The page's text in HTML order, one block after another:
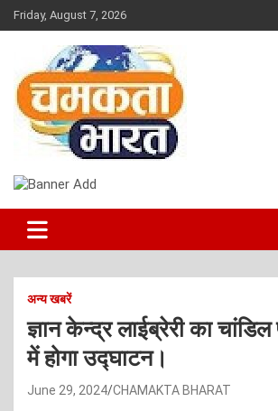
Skip
to
Friday, August 7, 2026
CHAMAKTA BHARAT
अन्य खबरें
ज्ञान केन्द्र लाईब्रेरी का
में होगा उद्घाटन।
June 29, 2024 CHAMAKTA BHARAT